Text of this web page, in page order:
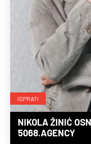
ISPRATI
NIKOLA ŽINIĆ
5068.AGENCY